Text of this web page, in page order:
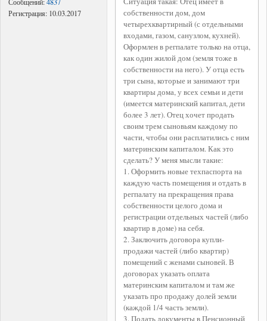
Регистрация: 10.03.2017
собственности дом, дом
четырехквартирный (с отдельными
входами, газом, санузлом, кухней).
Оформлен в регпалате только на отца,
как один жилой дом (земля тоже в
собственности на него). У отца есть
три сына, которые и занимают три
квартиры дома, у всех семьи и дети
(имеется материнский капитал, дети
более 3 лет). Отец хочет продать
своим трем сыновьям каждому по
части, чтобы они расплатились с ним
материнским капиталом. Как это
сделать? У меня мысли такие:
1. Оформить новые техпаспорта на
каждую часть помещения и отдать в
регпалату на прекращения права
собственности целого дома и
регистрации отдельных частей (либо
квартир в доме) на себя.
2. Заключить договора купли-
продажи частей (либо квартир)
помещений с женами сыновей. В
договорах указать оплата
материнским капиталом и там же
указать про продажу долей земли
(каждой 1/4 часть земли).
3. Подать документы в Пенсионный